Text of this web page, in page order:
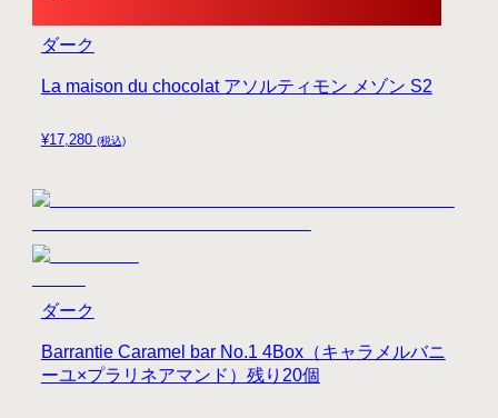
¥17,280 (税込)
La maison du chocolat アソルティモン メゾン S2
ダーク
Barrantie Caramel bar No.1 4Box（キャラメルバニ
ーユ×プラリネアマンド）残り20個
ダーク